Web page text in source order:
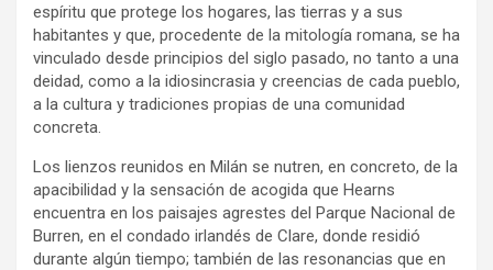
espíritu que protege los hogares, las tierras y a sus
habitantes y que, procedente de la mitología romana, se ha
vinculado desde principios del siglo pasado, no tanto a una
deidad, como a la idiosincrasia y creencias de cada pueblo,
a la cultura y tradiciones propias de una comunidad
concreta.
Los lienzos reunidos en Milán se nutren, en concreto, de la
apacibilidad y la sensación de acogida que Hearns
encuentra en los paisajes agrestes del Parque Nacional de
Burren, en el condado irlandés de Clare, donde residió
durante algún tiempo; también de las resonancias que en